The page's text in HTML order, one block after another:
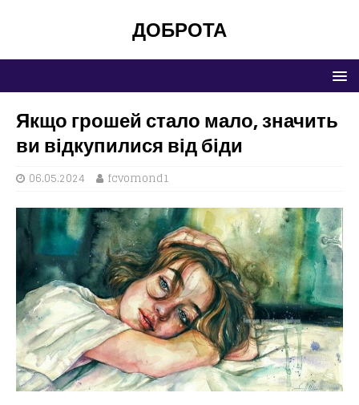
ДОБРОТА
Якщо грошей стало мало, значить
ви відкупилися від біди
06.05.2024 fcvomond1